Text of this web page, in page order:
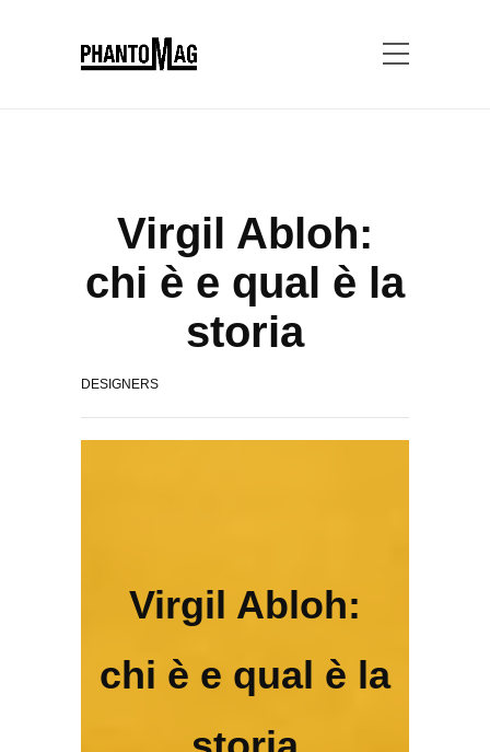
Virgil Abloh:
chi è e qual è la
storia
DESIGNERS
Virgil Abloh:
chi è e qual è la